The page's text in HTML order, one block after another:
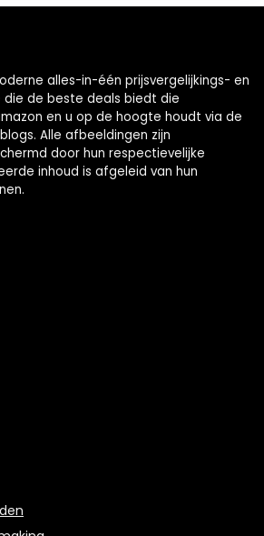
alles-in-één prijsvergelijkings- en
de beste deals biedt die
en u op de hoogte houdt via de
Alle afbeeldingen zijn
door hun respectievelijke
inhoud is afgeleid van hun